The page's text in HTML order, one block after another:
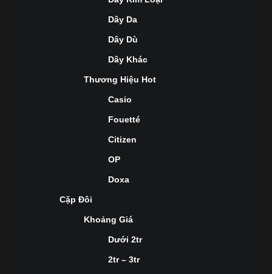
Dây Da
Dây Dù
Dây Khác
Thương Hiệu Hot
Casio
Fouetté
Citizen
OP
Doxa
Cặp Đôi
Khoảng Giá
Dưới 2tr
2tr – 3tr